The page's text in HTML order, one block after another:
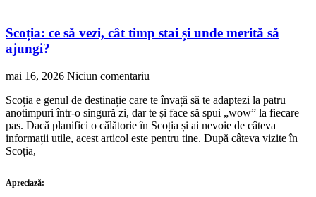
Scoția: ce să vezi, cât timp stai și unde merită să
ajungi?
mai 16, 2026 Niciun comentariu
Scoția e genul de destinație care te învață să te adaptezi la patru
anotimpuri într-o singură zi, dar te și face să spui „wow” la fiecare
pas. Dacă planifici o călătorie în Scoția și ai nevoie de câteva
informații utile, acest articol este pentru tine. După câteva vizite în
Scoția,
Apreciază: